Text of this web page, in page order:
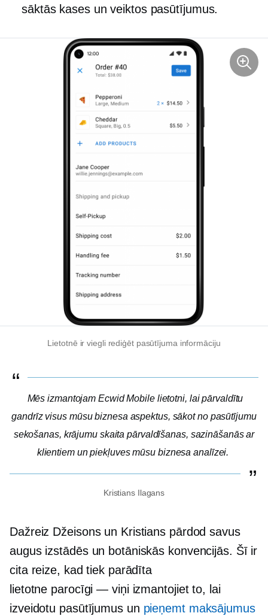
sāktās kases un veiktos pasūtījumus.
Lietotnē ir viegli rediģēt pasūtījuma informāciju
Mēs izmantojam Ecwid Mobile lietotni, lai pārvaldītu
gandrīz visus mūsu biznesa aspektus, sākot no pasūtījumu
sekošanas, krājumu skaita pārvaldīšanas, sazināšanās ar
klientiem un piekļuves mūsu biznesa analīzei.
Kristians Ilagans
Dažreiz Džeisons un Kristians pārdod savus
augus izstādēs un botāniskās konvencijās. Šī ir
cita reize, kad tiek parādīta
lietotne parocīgi — viņiizmantojiet to, lai
izveidotu pasūtījumus un pieņemt maksājumus